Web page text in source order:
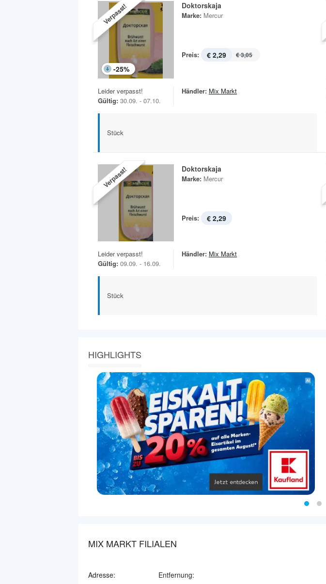
Verpasst!
-25%
Doktorskaja
Marke: Mercur
Preis: € 2,29 € 3,05
Leider verpasst!
Gültig: 30.09. - 07.10.
Händler: Mix Markt
Stück
Verpasst! Doktorskaja
Marke: Mercur
Preis: € 2,29
Leider verpasst!
Gültig: 09.09. - 16.09.
Händler: Mix Markt
Stück
HIGHLIGHTS
MIX MARKT FILIALEN
Adresse: Entfernung: